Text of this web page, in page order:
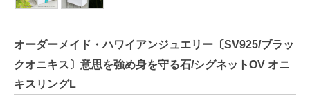
オーダーメイド・ハワイアンジュエリー〔SV925/ブラッ
クオニキス〕意思を強め身を守る石/シグネットOV オニ
キスリングL